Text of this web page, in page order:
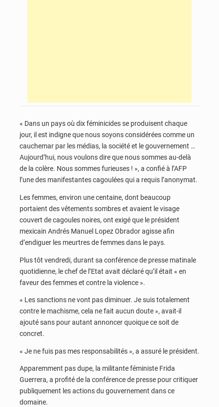
« Dans un pays où dix féminicides se produisent chaque
jour, il est indigne que nous soyons considérées comme un
cauchemar par les médias, la société et le gouvernement …
Aujourd’hui, nous voulons dire que nous sommes au-delà
de la colère. Nous sommes furieuses ! », a confié à l’AFP
l’une des manifestantes cagoulées qui a requis l’anonymat.
Les femmes, environ une centaine, dont beaucoup
portaient des vêtements sombres et avaient le visage
couvert de cagoules noires, ont exigé que le président
mexicain Andrés Manuel Lopez Obrador agisse afin
d’endiguer les meurtres de femmes dans le pays.
Plus tôt vendredi, durant sa conférence de presse matinale
quotidienne, le chef de l’Etat avait déclaré qu’il était « en
faveur des femmes et contre la violence ».
« Les sanctions ne vont pas diminuer. Je suis totalement
contre le machisme, cela ne fait aucun doute », avait-il
ajouté sans pour autant annoncer quoique ce soit de
concret.
« Je ne fuis pas mes responsabilités », a assuré le président.
Apparemment pas dupe, la militante féministe Frida
Guerrera, a profité de la conférence de presse pour critiquer
publiquement les actions du gouvernement dans ce
domaine.